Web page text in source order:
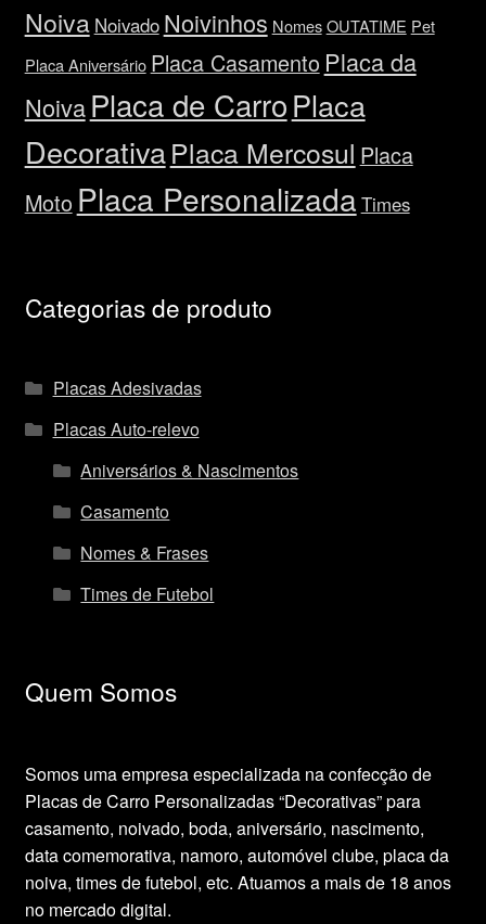
Noiva Noivado Noivinhos Nomes OUTATIME Pet
Placa Aniversário Placa Casamento Placa da
Noiva Placa de CarroPlaca
DecorativaPlaca Mercosul Placa
Moto Placa Personalizada Times
Categorias de produto
Placas Adesivadas
Placas Auto-relevo
Aniversários & Nascimentos
Casamento
Nomes & Frases
Times de Futebol
Quem Somos
Somos uma empresa especializada na confecção de
Placas de Carro Personalizadas “Decorativas” para
casamento, noivado, boda, aniversário, nascimento,
data comemorativa, namoro, automóvel clube, placa da
noiva, times de futebol, etc. Atuamos a mais de 18 anos
no mercado digital.